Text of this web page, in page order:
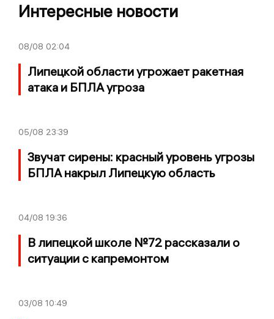
Интересные новости
08/08 02:04
Липецкой области угрожает ракетная
атака и БПЛА угроза
05/08 23:39
Звучат сирены: красный уровень угрозы
БПЛА накрыл Липецкую область
04/08 19:36
В липецкой школе №72 рассказали о
ситуации с капремонтом
03/08 10:49